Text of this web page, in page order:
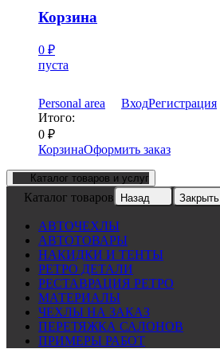
Корзина
0 ₽
пуста
Personal area ВходРегистрация
Итого:
0 ₽
КорзинаОформить заказ
Каталог товаров и услуг
Каталог товаров Назад Закрыть
АВТОЧЕХЛЫ
АВТОТОВАРЫ
НАКИДКИ И ТЕНТЫ
РЕТРО ДЕТАЛИ
РЕСТАВРАЦИЯ РЕТРО
МАТЕРИАЛЫ
ЧЕХЛЫ НА ЗАКАЗ
ПЕРЕТЯЖКА САЛОНОВ
ПРИМЕРЫ РАБОТ